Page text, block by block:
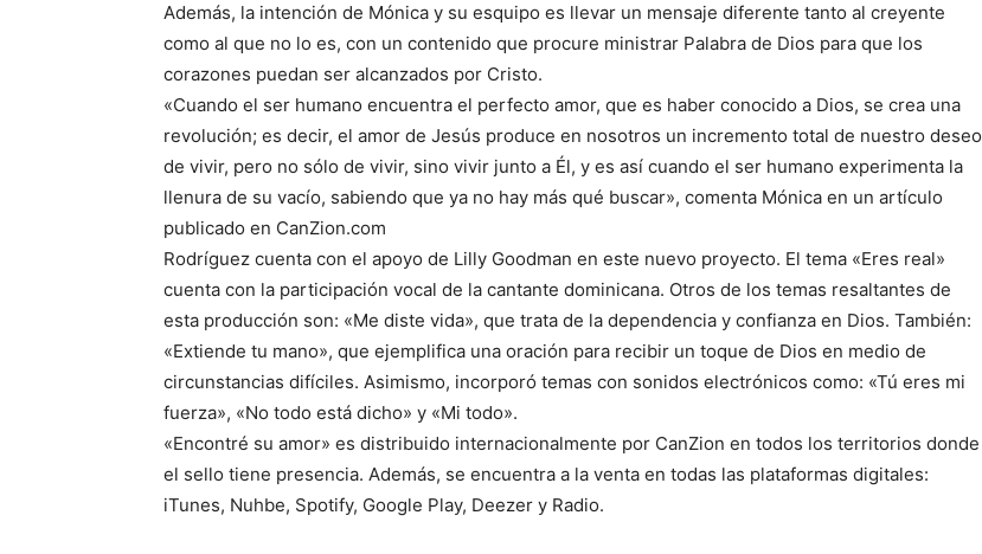
Además, la intención de Mónica y su esquipo es llevar un mensaje diferente tanto al creyente
como al que no lo es, con un contenido que procure ministrar Palabra de Dios para que los
corazones puedan ser alcanzados por Cristo.
«Cuando el ser humano encuentra el perfecto amor, que es haber conocido a Dios, se crea una
revolución; es decir, el amor de Jesús produce en nosotros un incremento total de nuestro deseo
de vivir, pero no sólo de vivir, sino vivir junto a Él, y es así cuando el ser humano experimenta la
llenura de su vacío, sabiendo que ya no hay más qué buscar», comenta Mónica en un artículo
publicado en CanZion.com
Rodríguez cuenta con el apoyo de Lilly Goodman en este nuevo proyecto. El tema «Eres real»
cuenta con la participación vocal de la cantante dominicana. Otros de los temas resaltantes de
esta producción son: «Me diste vida», que trata de la dependencia y confianza en Dios. También:
«Extiende tu mano», que ejemplifica una oración para recibir un toque de Dios en medio de
circunstancias difíciles. Asimismo, incorporó temas con sonidos electrónicos como: «Tú eres mi
fuerza», «No todo está dicho» y «Mi todo».
«Encontré su amor» es distribuido internacionalmente por CanZion en todos los territorios donde
el sello tiene presencia. Además, se encuentra a la venta en todas las plataformas digitales:
iTunes, Nuhbe, Spotify, Google Play, Deezer y Radio.